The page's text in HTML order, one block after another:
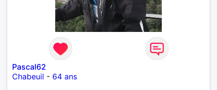
Pascal62
Chabeuil - 64 ans